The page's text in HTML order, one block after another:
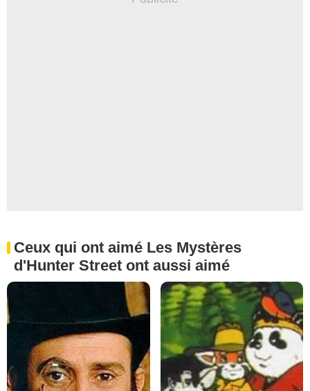
Ceux qui ont aimé Les Mystères
d'Hunter Street ont aussi aimé